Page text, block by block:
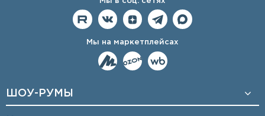
Мы на маркетплейсах
ШОУ-РУМЫ